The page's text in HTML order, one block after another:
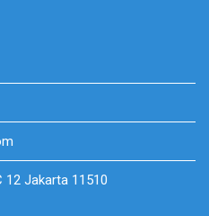
12 Jakarta 11510